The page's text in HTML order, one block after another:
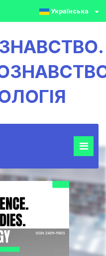
Українська